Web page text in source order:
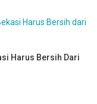
Harus Bersih Dari